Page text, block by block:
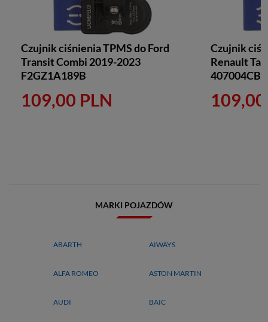
Czujnik ciśnienia TPMS do Ford
Transit Combi 2019-2023
F2GZ1A189B
109,00 PLN
Czujnik
Renault
MARKI POJAZDÓW
ABARTH AIWAYS
ALFA ROMEO ASTON MARTIN
AUDI BAIC